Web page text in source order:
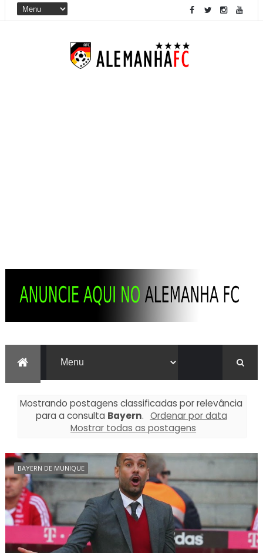
Mostrando postagens classificadas por relevância
para a consulta Bayern. Ordenar por data
Mostrar todas as postagens
BAYERN DE MUNIQUE